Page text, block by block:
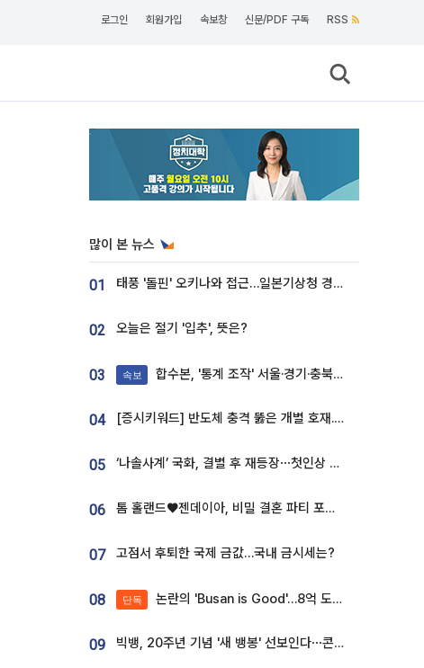
로그인 회원가입 속보창 신문/PDF 구독 RSS
많이 본 뉴스
01 태풍 '돌핀' 오키나와 접근…일본기상청 경로 업데이트
02 오늘은 절기 '입추', 뜻은?
03 속보 합수본, '통계 조작' 서울·경기·충북 선관위 등 추가 압수수색
04 [증시키워드] 반도체 충격 뚫은 개별 호재...포스코퓨처엠·에코프로·한화솔루션 '눈길'
05 ‘나솔사계’ 국화, 결별 후 재등장⋯첫인상 투표 휩쓸고 ‘인기녀’ 등극
06 톰 홀랜드♥젠데이아, 비밀 결혼 파티 포착⋯호텔 대관비만 9억
07 고점서 후퇴한 국제 금값…국내 금시세는?
08 단독 논란의 'Busan is Good'…8억 도시브랜드, 용산 대통령실 CI 업체가 수행
09 빅뱅, 20주년 기념 '새 뱅봉' 선보인다⋯콘서트 앞두고 팝업 개최